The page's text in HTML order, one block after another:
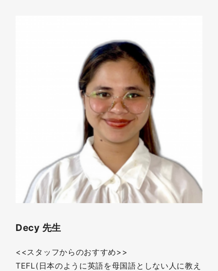
Decy 先生
<<スタッフからのおすすめ>>
TEFL(日本のように英語を母国語としない人に教え